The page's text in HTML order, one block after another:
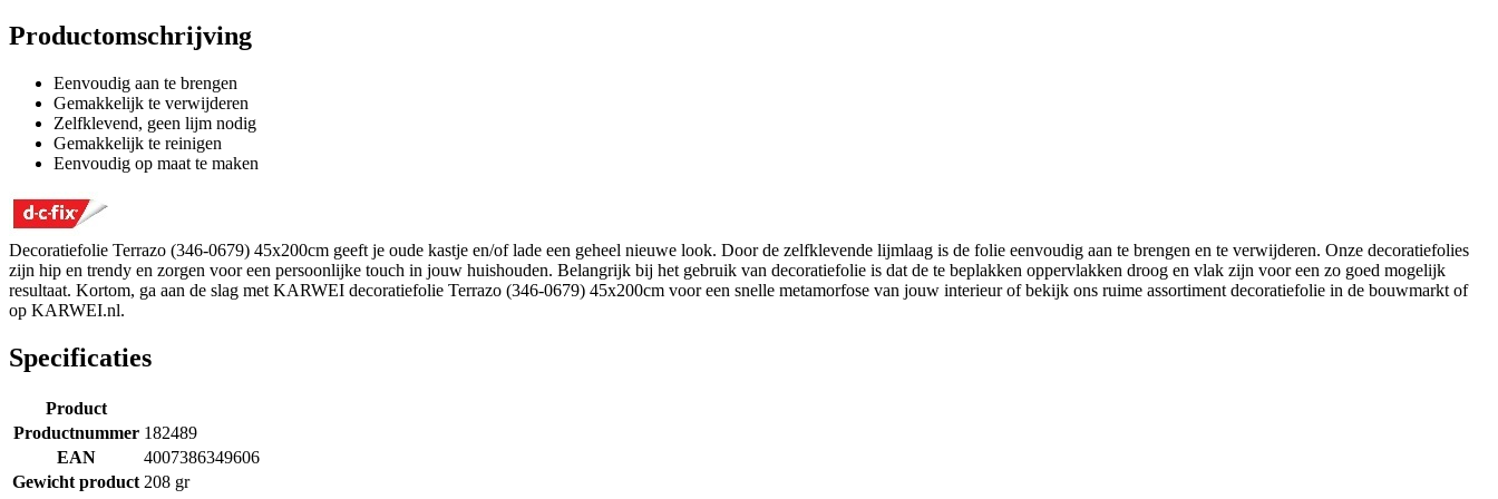
Productomschrijving
Eenvoudig aan te brengen
Gemakkelijk te verwijderen
Zelfklevend, geen lijm nodig
Gemakkelijk te reinigen
Eenvoudig op maat te maken
Decoratiefolie Terrazo (346-0679) 45x200cm geeft je oude kastje en/of lade een geheel nieuwe look. Door de zelfklevende lijmlaag is de folie eenvoudig aan te brengen en te verwijderen. Onze decoratiefolies
zijn hip en trendy en zorgen voor een persoonlijke touch in jouw huishouden. Belangrijk bij het gebruik van decoratiefolie is dat de te beplakken oppervlakken droog en vlak zijn voor een zo goed mogelijk
resultaat. Kortom, ga aan de slag met KARWEI decoratiefolie Terrazo (346-0679) 45x200cm voor een snelle metamorfose van jouw interieur of bekijk ons ruime assortiment decoratiefolie in de bouwmarkt of
op KARWEI.nl.
Specificaties
Product
Productnummer 182489
EAN
4007386349606
Gewicht product 208 gr